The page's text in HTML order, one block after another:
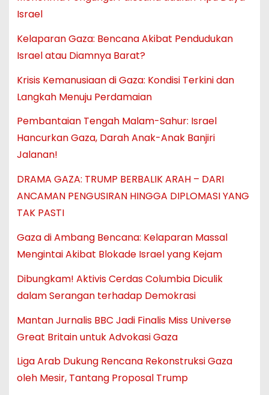
Israel
Kelaparan Gaza: Bencana Akibat Pendudukan
Israel atau Diamnya Barat?
Krisis Kemanusiaan di Gaza: Kondisi Terkini dan
Langkah Menuju Perdamaian
Pembantaian Tengah Malam-Sahur: Israel
Hancurkan Gaza, Darah Anak-Anak Banjiri
Jalanan!
DRAMA GAZA: TRUMP BERBALIK ARAH – DARI
ANCAMAN PENGUSIRAN HINGGA DIPLOMASI YANG
TAK PASTI
Gaza di Ambang Bencana: Kelaparan Massal
Mengintai Akibat Blokade Israel yang Kejam
Dibungkam! Aktivis Cerdas Columbia Diculik
dalam Serangan terhadap Demokrasi
Mantan Jurnalis BBC Jadi Finalis Miss Universe
Great Britain untuk Advokasi Gaza
Liga Arab Dukung Rencana Rekonstruksi Gaza
oleh Mesir, Tantang Proposal Trump